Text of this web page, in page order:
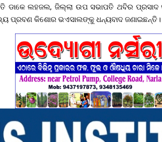
ଲହଜଲ, ଜିଲ୍ଲା ଉପ ସଭାପତି ଥବିର ପ୍ରସାଦ
ପ୍ରବଣ କିଶୋର ଭଏସାଲଙ୍କୁ ଧନ୍ୟବାଦ ଜଣାଇଛନ୍ତି।